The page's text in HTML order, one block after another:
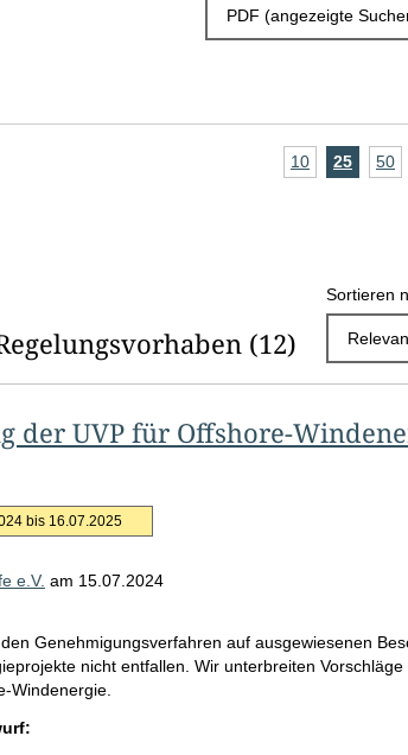
A
l
r
i
s
10Ergebnisse
25 50
(12)
Sortieren
der UVP für Offshore-
bis 16.07.2025
e.V. am 15.07.2024
Genehmigungsverfahren auf ausgewiesenen
nicht entfallen. Wir unterbreiten
Windenergie.